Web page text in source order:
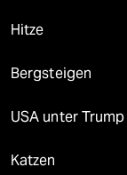
Hitze
Bergsteigen
USA unter Trump
Katzen